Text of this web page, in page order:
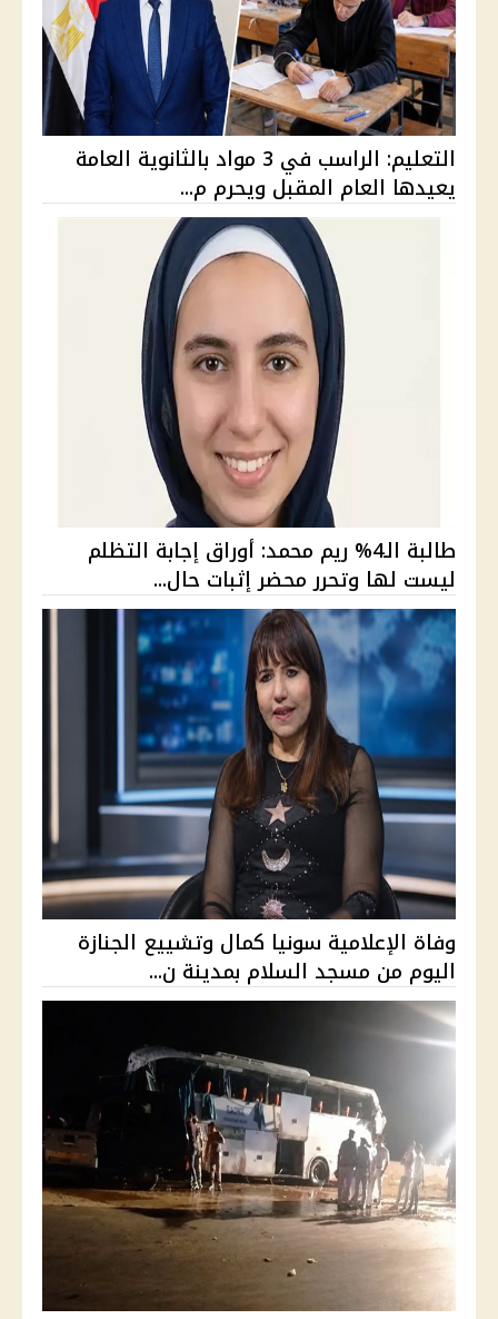
التعليم: الراسب في 3 مواد بالثانوية العامة
يعيدها العام المقبل ويحرم م...
طالبة الـ4% ريم محمد: أوراق إجابة التظلم
ليست لها وتحرر محضر إثبات حال...
وفاة الإعلامية سونيا كمال وتشييع الجنازة
اليوم من مسجد السلام بمدينة ن...